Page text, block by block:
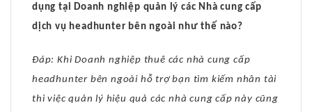
dụng tại Doanh nghiệp quản lý các Nhà cung cấp
dịch vụ headhunter bên ngoài như thế nào?
Đáp: Khi Doanh nghiệp thuê các nhà cung cấp
headhunter bên ngoài hỗ trợ bạn tìm kiếm nhân tài
thì việc quản lý hiệu quả các nhà cung cấp này cũng